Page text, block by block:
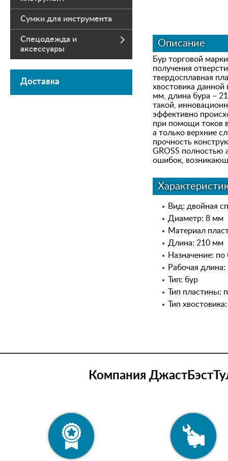
Сумки для инструмента
Спецодежда и
аксессуары
Доставка
Описание
Бур торговой
получения
твердосплавная
хвостовика данной
мм, длина бура –
такой,
эффективно
при помощи токов
а только верхние
прочность
GROSS полностью
ошибок,
Вид: двойная
Диаметр: 8 мм
Материал
Длина: 210 мм
Назначение: по
Рабочая
Тип: бур
Тип пластины:
Тип
Компания